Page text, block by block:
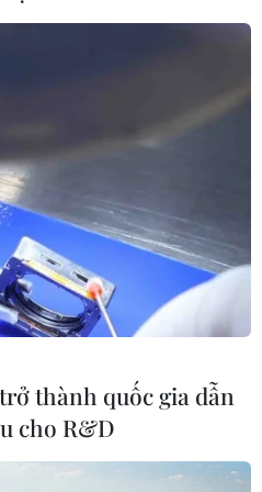
THỊ TÁM, KHÚC THANH
Quy định sử dụng
Hỗ trợ
TTXVN
thành quốc gia dẫn
cho R&D